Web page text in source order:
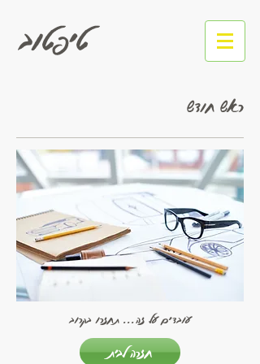
טיפטוב
ראש חודש
עובדים על זה... תחזרו בקרוב
חזרה לבית